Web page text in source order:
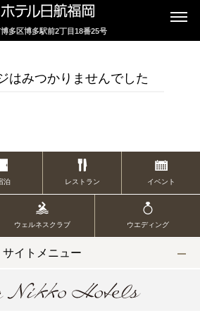
多区博多駅前2丁目18番25号
はみつかりませんでした
泊 レストラン イベント
ウェルネスクラブ ウエディング
サイトメニュー
お席のご予約
TEL 092-482-1161
2F テーマレストラン